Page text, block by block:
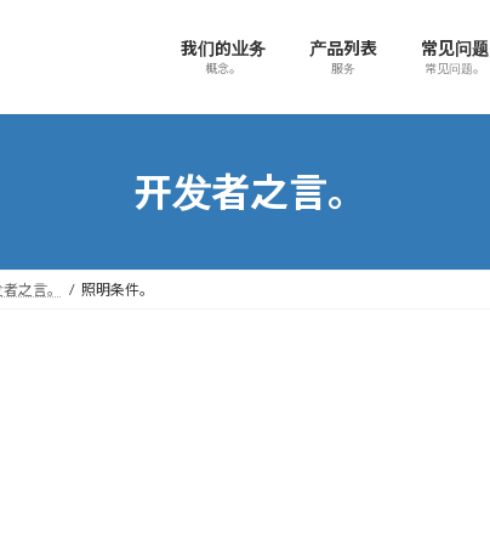
我们的业务
概念。
产品列表
服务
常见问题
常见问题。
开发者之言。
之言。 照明条件。